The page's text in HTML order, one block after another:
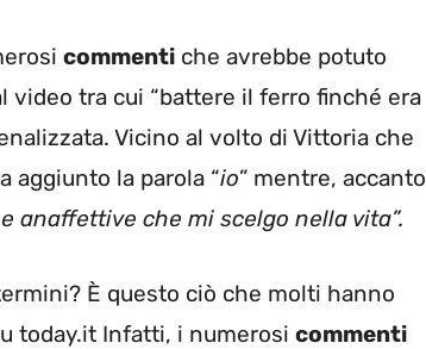
commenti che avrebbe potuto
tra cui “battere il ferro finché era
Vicino al volto di Vittoria che
aggiunto la parola “io” mentre, accanto
anaffettive che mi scelgo nella vita”.
È questo ciò che molti hanno
today.it Infatti, i numerosi commenti